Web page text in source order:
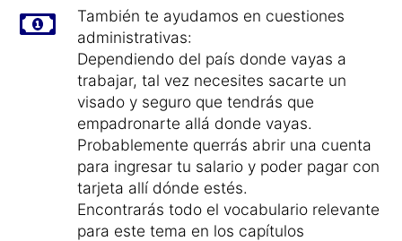
También te ayudamos en cuestiones
administrativas:
Dependiendo del país donde vayas a
trabajar, tal vez necesites sacarte un
visado y seguro que tendrás que
empadronarte allá donde vayas.
Probablemente querrás abrir una cuenta
para ingresar tu salario y poder pagar con
tarjeta allí dónde estés.
Encontrarás todo el vocabulario relevante
para este tema en los capítulos